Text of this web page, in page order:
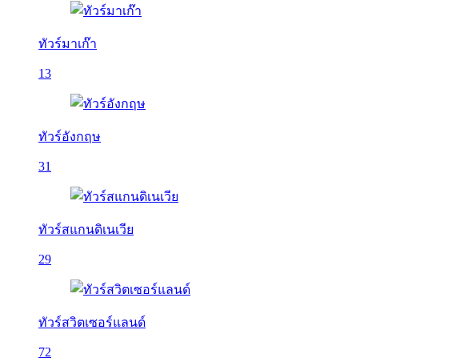
ทัวร์มาเก๊า
13
ทัวร์อังกฤษ
31
ทัวร์สแกนดิเนเวีย
29
ทัวร์สวิตเซอร์แลนด์
72